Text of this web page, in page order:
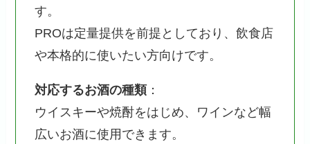
す。
PROは定量提供を前提としており、飲食店
や本格的に使いたい方向けです。
対応するお酒の種類 ：
ウイスキーや焼酎をはじめ、ワインなど幅
広いお酒に使用できます。